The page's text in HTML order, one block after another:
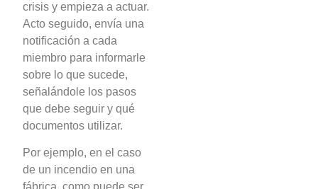
crisis y empieza a actuar.
Acto seguido, envía una
notificación a cada
miembro para informarle
sobre lo que sucede,
señalándole los pasos
que debe seguir y qué
documentos utilizar.
Por ejemplo, en el caso
de un incendio en una